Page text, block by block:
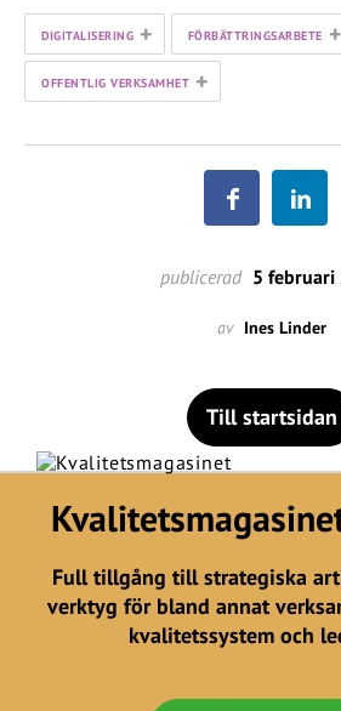
DIGITALISERING + FÖRBÄTTRINGSARBETE +
OFFENTLIG VERKSAMHET +
publicerad 5 februari
av Ines Linder
Till startsidan
Full tillgång till strategiska
verktyg för bland annat
kvalitetssystem och